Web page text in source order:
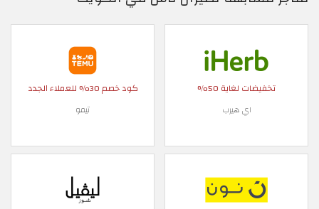
تخفيضات لغاية 50%
اي هيرب
كود خصم 30% للعملاء الجدد
تيمو